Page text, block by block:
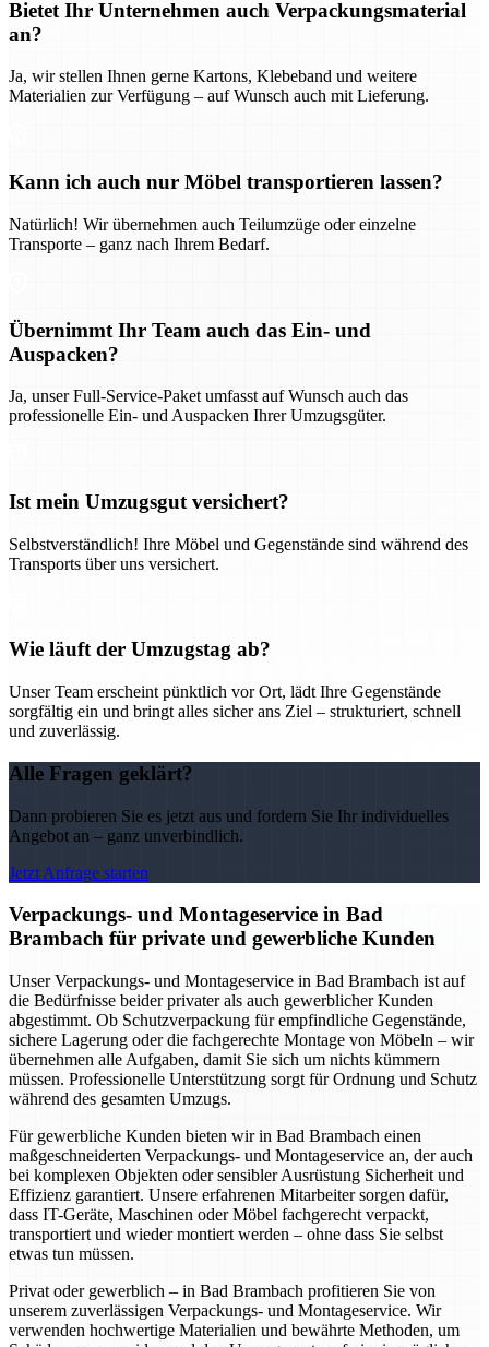
Bietet Ihr Unternehmen auch Verpackungsmaterial
an?
Ja, wir stellen Ihnen gerne Kartons, Klebeband und weitere
Materialien zur Verfügung – auf Wunsch auch mit Lieferung.
Kann ich auch nur Möbel transportieren lassen?
Natürlich! Wir übernehmen auch Teilumzüge oder einzelne
Transporte – ganz nach Ihrem Bedarf.
Übernimmt Ihr Team auch das Ein- und
Auspacken?
Ja, unser Full-Service-Paket umfasst auf Wunsch auch das
professionelle Ein- und Auspacken Ihrer Umzugsgüter.
Ist mein Umzugsgut versichert?
Selbstverständlich! Ihre Möbel und Gegenstände sind während des
Transports über uns versichert.
Wie läuft der Umzugstag ab?
Unser Team erscheint pünktlich vor Ort, lädt Ihre Gegenstände
sorgfältig ein und bringt alles sicher ans Ziel – strukturiert, schnell
und zuverlässig.
Alle Fragen geklärt?
Dann probieren Sie es jetzt aus und fordern Sie Ihr individuelles
Angebot an – ganz unverbindlich.
Jetzt Anfrage starten
Verpackungs- und Montageservice in Bad
Brambach für private und gewerbliche Kunden
Unser Verpackungs- und Montageservice in Bad Brambach ist auf
die Bedürfnisse beider privater als auch gewerblicher Kunden
abgestimmt. Ob Schutzverpackung für empfindliche Gegenstände,
sichere Lagerung oder die fachgerechte Montage von Möbeln – wir
übernehmen alle Aufgaben, damit Sie sich um nichts kümmern
müssen. Professionelle Unterstützung sorgt für Ordnung und Schutz
während des gesamten Umzugs.
Für gewerbliche Kunden bieten wir in Bad Brambach einen
maßgeschneiderten Verpackungs- und Montageservice an, der auch
bei komplexen Objekten oder sensibler Ausrüstung Sicherheit und
Effizienz garantiert. Unsere erfahrenen Mitarbeiter sorgen dafür,
dass IT-Geräte, Maschinen oder Möbel fachgerecht verpackt,
transportiert und wieder montiert werden – ohne dass Sie selbst
etwas tun müssen.
Privat oder gewerblich – in Bad Brambach profitieren Sie von
unserem zuverlässigen Verpackungs- und Montageservice. Wir
verwenden hochwertige Materialien und bewährte Methoden, um